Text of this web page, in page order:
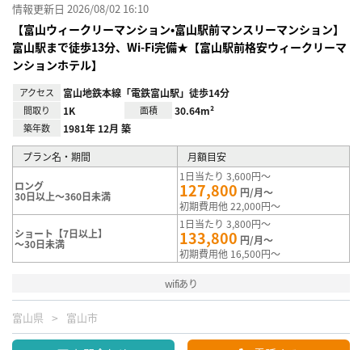
情報更新日 2026/08/02 16:10
【富山ウィークリーマンション•富山駅前マンスリーマンション】
富山駅まで徒歩13分、Wi-Fi完備★【富山駅前格安ウィークリーマ
ンションホテル】
アクセス 富山地鉄本線「電鉄富山駅」徒歩14分
間取り 1K 面積 30.64m²
築年数 1981年 12月 築
プラン名・期間 月額目安
ロング
30日以上～360日未満
1日当たり 3,600円～
127,800 円/月～
初期費用他 22,000円～
ショート【7日以上】
～30日未満
1日当たり 3,800円～
133,800 円/月～
初期費用他 16,500円～
wifiあり
富山県 富山市